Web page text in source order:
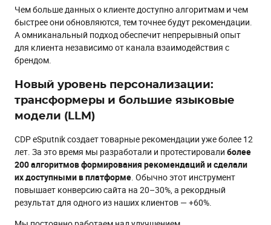
Чем больше данных о клиенте доступно алгоритмам и чем
быстрее они обновляются, тем точнее будут рекомендации.
А омниканальный подход обеспечит непрерывный опыт
для клиента независимо от канала взаимодействия с
брендом.
Новый уровень персонализации:
трансформеры и большие языковые
модели (LLM)
CDP eSputnik создает товарные рекомендации уже более 12
лет. За это время мы разработали и протестировали более
200 алгоритмов формирования рекомендаций и сделали
их доступными в платформе. Обычно этот инструмент
повышает конверсию сайта на 20–30%, а рекордный
результат для одного из наших клиентов — +60%.